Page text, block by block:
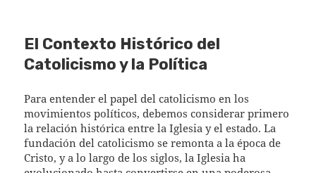
El Contexto Histórico del
Catolicismo y la Política
Para entender el papel del catolicismo en los
movimientos políticos, debemos considerar primero
la relación histórica entre la Iglesia y el estado. La
fundación del catolicismo se remonta a la época de
Cristo, y a lo largo de los siglos, la Iglesia ha